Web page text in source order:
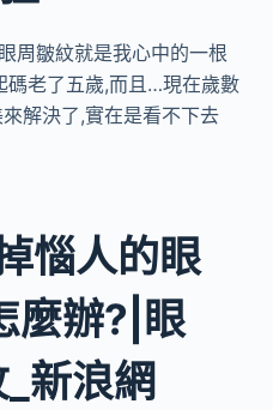
周皺紋就是我心中的一根
碼老了五歲,而且…現在歲數
解決了,實在是看不下去
惱人的眼
麼辦?|眼
新浪網